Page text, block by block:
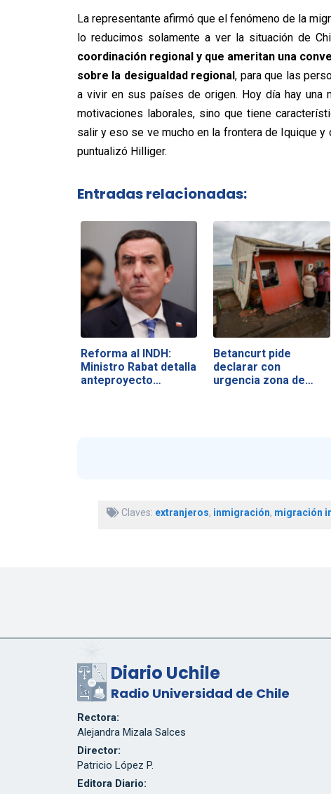
La representante afirmó que el fenómeno de la
lo reducimos solamente a ver la situación de
coordinación regional y que ameritan una
sobre la desigualdad regional, para que las
a vivir en sus países de origen. Hoy día hay una
motivaciones laborales, sino que tiene
salir y eso se ve mucho en la frontera de Iquique
puntualizó Hilliger.
Entradas relacionadas:
Reforma al INDH:
Ministro Rabat detalla
anteproyecto…
Betancurt pide
declarar con
urgencia zona de…
Claves: extranjeros, inmigración, migración
Diario Uchile
Radio Universidad de Chile
Rectora:
Alejandra Mizala Salces
Director:
Patricio López P.
Editora Diario: